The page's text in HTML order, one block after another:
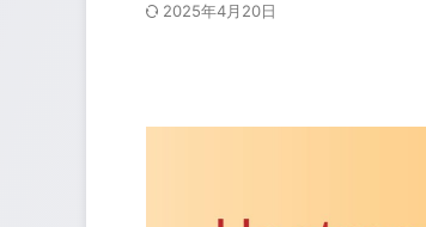
2025年4月20日